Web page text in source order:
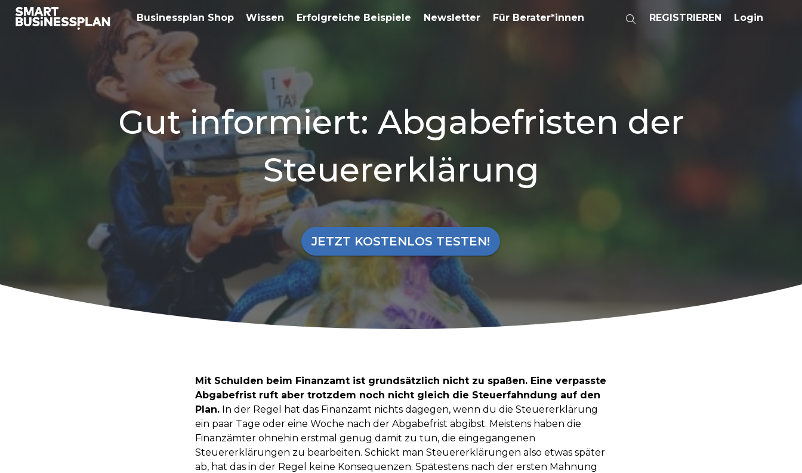
Businessplan Shop Wissen Erfolgreiche Beispiele Newsletter Für Berater*innen REGISTRIEREN Login
Gut informiert: Abgabefristen der
Steuererklärung
JETZT KOSTENLOS TESTEN!
Mit Schulden beim Finanzamt ist grundsätzlich nicht zu spaßen. Eine verpasste
Abgabefrist ruft aber trotzdem noch nicht gleich die Steuerfahndung auf den
Plan. In der Regel hat das Finanzamt nichts dagegen, wenn du die Steuererklärung
ein paar Tage oder eine Woche nach der Abgabefrist abgibst. Meistens haben die
Finanzämter ohnehin erstmal genug damit zu tun, die eingegangenen
Steuererklärungen zu bearbeiten. Schickt man Steuererklärungen also etwas später
ab, hat das in der Regel keine Konsequenzen. Spätestens nach der ersten Mahnung